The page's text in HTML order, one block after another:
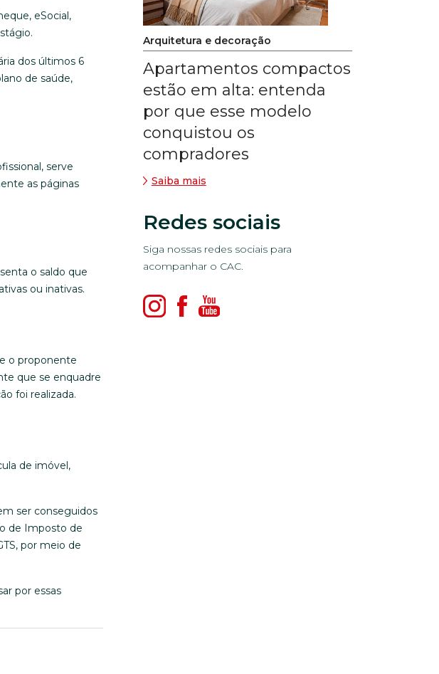
eSocial,
dos últimos 6
de saúde,
serve
as páginas
o saldo que
ou inativas.
o proponente
que se enquadre
foi realizada.
de imóvel,
ser conseguidos
de Imposto de
por meio de
por essas
Arquitetura e decoração
Apartamentos compactos
estão em alta: entenda
por que esse modelo
conquistou os
compradores
Saiba mais
Redes sociais
Siga nossas redes sociais para
acompanhar o CAC.